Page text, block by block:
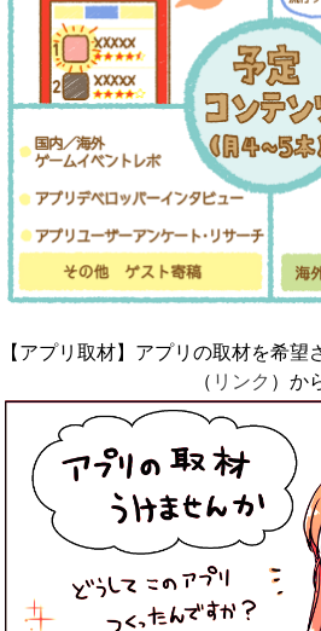
【アプリ取材】アプリの取材を希
（ リンク ）か